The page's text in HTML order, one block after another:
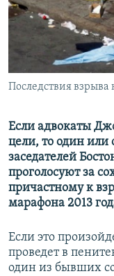
ПОБЕДИТЕЛЕЙ НЕ
УКРАИНСКАЯ
ПРИСОЕДИНЯЙТЕСЬ!
Последствия
Если адвокаты
цели, то один или
заседателей
проголосуют за
причастному к
марафона 2013
Если это
проведет в
один из бывших